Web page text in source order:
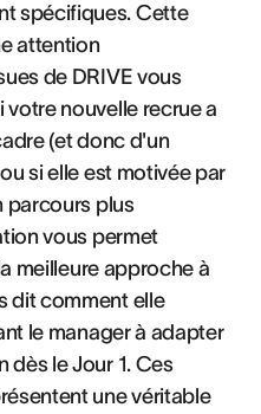
spécifiques. Cette
attention
de DRIVE vous
nouvelle recrue a
(et donc d'un
si elle est motivée par
parcours plus
vous permet
meilleure approche à
dit comment elle
le manager à adapter
dès le Jour 1. Ces
une véritable